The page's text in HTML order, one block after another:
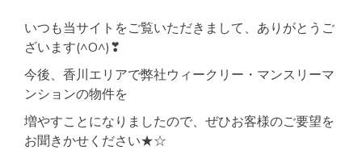
いつも当サイトをご覧いただきまして、ありがとうご
ざいます(^O^)❣
今後、香川エリアで弊社ウィークリー・マンスリーマ
ンションの物件を
増やすことになりましたので、ぜひお客様のご要望を
お聞きかせください★☆